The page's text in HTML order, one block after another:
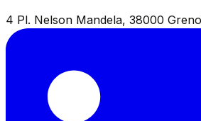
4 Pl. Nelson Mandela, 38000